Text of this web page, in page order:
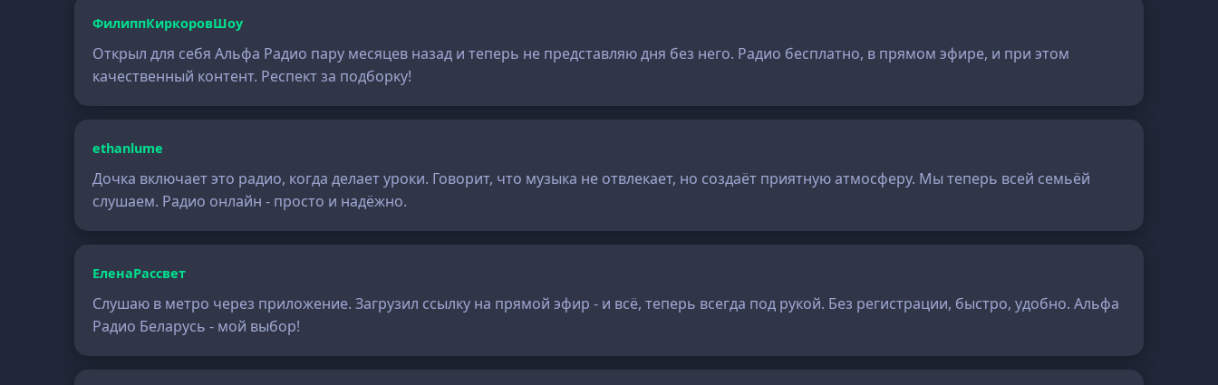
ФилиппКиркоровШоу
Открыл для себя Альфа Радио пару месяцев назад и теперь не представляю дня без него. Радио бесплатно, в прямом эфире, и при этом
качественный контент. Респект за подборку!
ethanlume
Дочка включает это радио, когда делает уроки. Говорит, что музыка не отвлекает, но создаёт приятную атмосферу. Мы теперь всей семьёй
слушаем. Радио онлайн - просто и надёжно.
ЕленаРассвет
Слушаю в метро через приложение. Загрузил ссылку на прямой эфир - и всё, теперь всегда под рукой. Без регистрации, быстро, удобно. Альфа
Радио Беларусь - мой выбор!